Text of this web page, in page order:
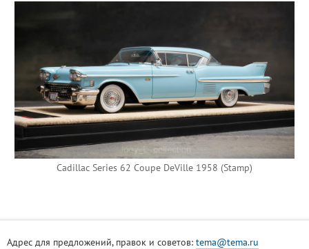
Cadillac Series 62 Coupe DeVille 1958 (Stamp)
Адрес для предложений, правок и советов: tema@tema.ru